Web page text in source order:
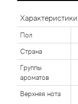
Характеристики
Пол
Страна
Группы
ароматов
Верхняя нота